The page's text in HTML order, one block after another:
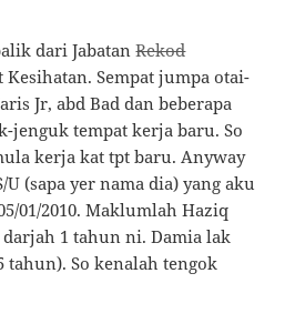
dari JabatanRekod
Sempat jumpa otai-
Jr, abd Bad dan beberapa
jenguk tempat kerja baru. So
kerja kat tpt baru. Anyway
(sapa yer nama dia) yang aku
01/2010. Maklumlah Haziq
1 tahun ni. Damia lak
tahun). So kenalah tengok